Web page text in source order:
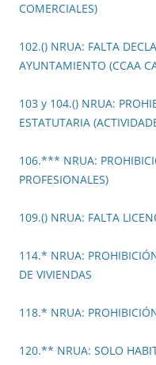
COMERCIALES)
102.() NRUA: FALTA
AYUNTAMIENTO (CCAA
103 y 104.() NRUA:
ESTATUTARIA
106.*** NRUA:
PROFESIONALES)
109.() NRUA: FALTA
114.* NRUA:
DE VIVIENDAS
118.* NRUA:
120.** NRUA: SOLO